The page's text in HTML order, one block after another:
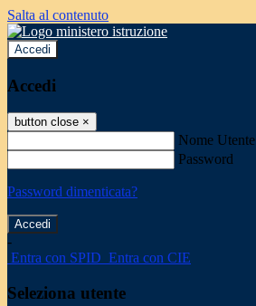
Salta al contenuto
Accedi
Accedi
button close ×
Nome Utente
Password
Password dimenticata?
-
Entra con SPID Entra con CIE
Seleziona utente